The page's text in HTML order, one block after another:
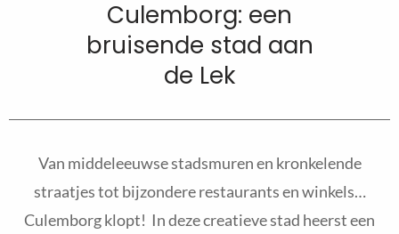
Culemborg: een
bruisende stad aan
de Lek
Van middeleeuwse stadsmuren en kronkelende
straatjes tot bijzondere restaurants en winkels…
Culemborg klopt! In deze creatieve stad heerst een